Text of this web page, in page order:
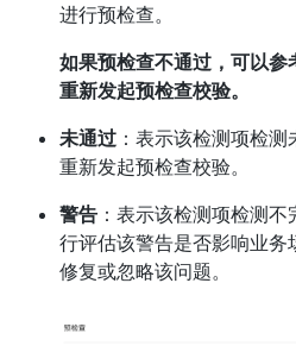
进行预检查。
如果预检查不通过，可以参
重新发起预检查校验。
未通过：表示该检测项检测
重新发起预检查校验。
警告：表示该检测项检测不
行评估该警告是否影响业务
修复或忽略该问题。